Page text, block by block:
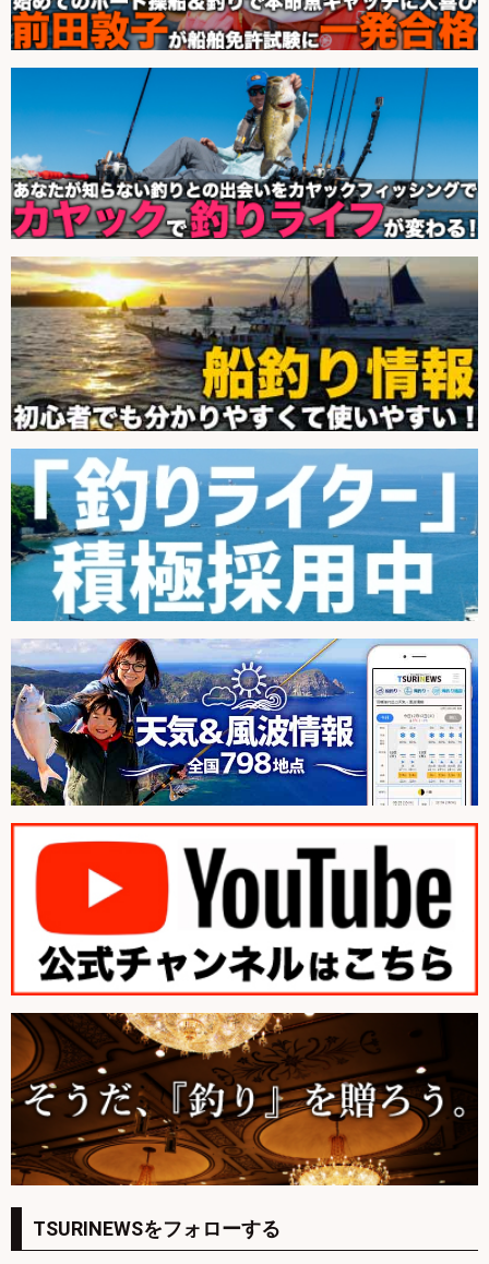
TSURINEWSをフォローする